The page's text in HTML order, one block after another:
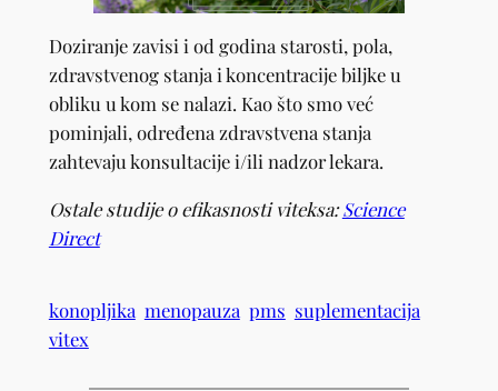
Doziranje zavisi i od godina starosti, pola,
zdravstvenog stanja i koncentracije biljke u
obliku u kom se nalazi. Kao što smo već
pominjali, određena zdravstvena stanja
zahtevaju konsultacije i/ili nadzor lekara.
Ostale studije o efikasnosti viteksa:Science
Direct
konopljika menopauza pms suplementacija
vitex